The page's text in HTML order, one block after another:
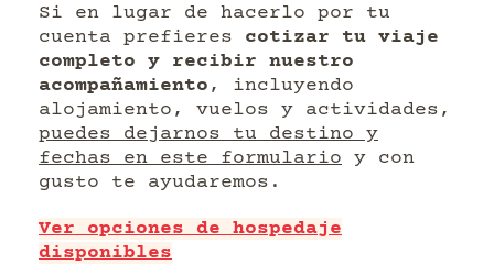
Si en lugar de hacerlo por tu
cuenta prefieres cotizar tu viaje
completo y recibir nuestro
acompañamiento , incluyendo
alojamiento, vuelos y actividades,
puedes dejarnos tu destino y
fechas en este formulario y con
gusto te ayudaremos.
Ver opciones de hospedaje
disponibles